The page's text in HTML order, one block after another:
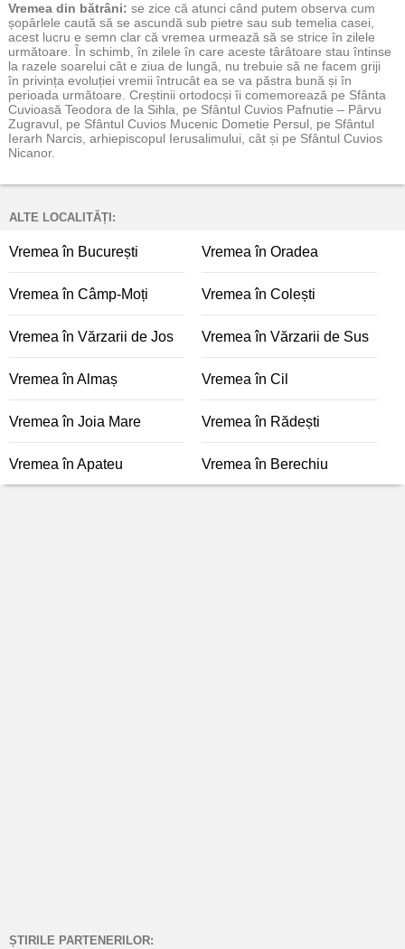
Vremea din bătrâni: se zice că atunci când putem observa cum
șopârlele caută să se ascundă sub pietre sau sub temelia casei,
acest lucru e semn clar că vremea urmează să se strice în zilele
următoare. În schimb, în zilele în care aceste târâtoare stau întinse
la razele soarelui cât e ziua de lungă, nu trebuie să ne facem griji
în privința evoluției vremii întrucât ea se va păstra bună și în
perioada următoare. Creștinii ortodocși îi comemorează pe Sfânta
Cuvioasă Teodora de la Sihla, pe Sfântul Cuvios Pafnutie – Pârvu
Zugravul, pe Sfântul Cuvios Mucenic Dometie Persul, pe Sfântul
Ierarh Narcis, arhiepiscopul Ierusalimului, cât și pe Sfântul Cuvios
Nicanor.
ALTE LOCALITĂȚI:
Vremea în București Vremea în Oradea
Vremea în Câmp-Moți Vremea în Colești
Vremea în Vărzarii de Jos Vremea în Vărzarii de Sus
Vremea în Almaș Vremea în Cil
Vremea în Joia Mare Vremea în Rădești
Vremea în Apateu Vremea în Berechiu
ȘTIRILE PARTENERILOR: